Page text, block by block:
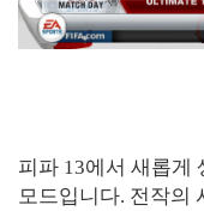
피파 13에서 새롭게
모드입니다. 전작의